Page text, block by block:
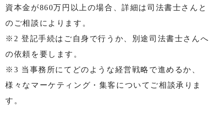
資本金が860万円以上の場合、詳細は司法書士さんと
のご相談によります。
※2 登記手続はご自身で行うか、別途司法書士さんへ
の依頼を要します。
※3 当事務所にてどのような経営戦略で進めるか、
様々なマーケティング・集客についてご相談承りま
す。